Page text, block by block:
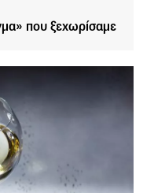
που ξεχωρίσαμε